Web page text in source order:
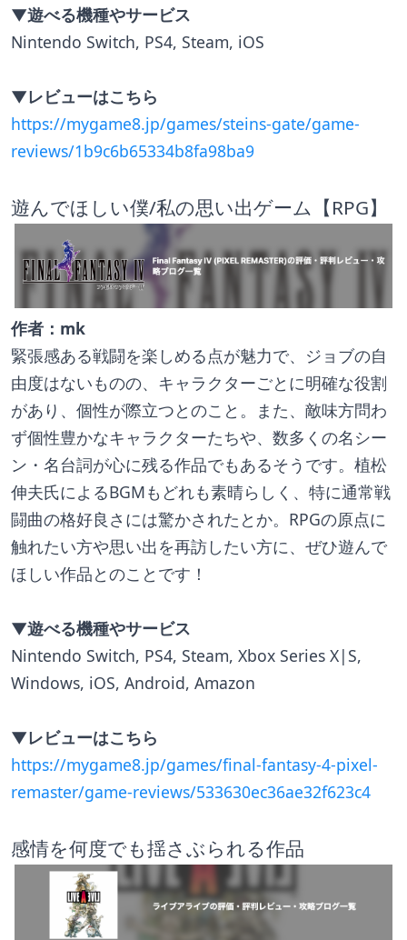
▼遊べる機種やサービス
Nintendo Switch, PS4, Steam, iOS
▼レビューはこちら
https://mygame8.jp/games/steins-gate/game-
reviews/1b9c6b65334b8fa98ba9
遊んでほしい僕/私の思い出ゲーム【RPG】
作者：mk
緊張感ある戦闘を楽しめる点が魅力で、ジョブの自
由度はないものの、キャラクターごとに明確な役割
があり、個性が際立つとのこと。また、敵味方問わ
ず個性豊かなキャラクターたちや、数多くの名シー
ン・名台詞が心に残る作品でもあるそうです。植松
伸夫氏によるBGMもどれも素晴らしく、特に通常戦
闘曲の格好良さには驚かされたとか。RPGの原点に
触れたい方や思い出を再訪したい方に、ぜひ遊んで
ほしい作品とのことです！
▼遊べる機種やサービス
Nintendo Switch, PS4, Steam, Xbox Series X|S,
Windows, iOS, Android, Amazon
▼レビューはこちら
https://mygame8.jp/games/final-fantasy-4-pixel-
remaster/game-reviews/533630ec36ae32f623c4
感情を何度でも揺さぶられる作品